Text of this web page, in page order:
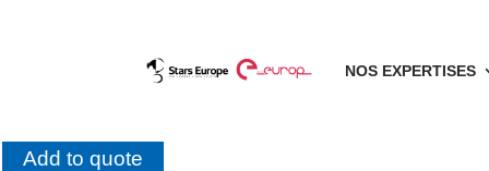
NOS EXPERTISES
Add to quote